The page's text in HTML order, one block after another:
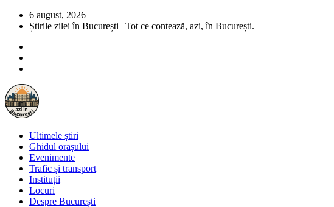
6 august, 2026
Știrile zilei în București | Tot ce contează, azi, în București.
Ultimele știri
Ghidul orașului
Evenimente
Trafic și transport
Instituții
Locuri
Despre București